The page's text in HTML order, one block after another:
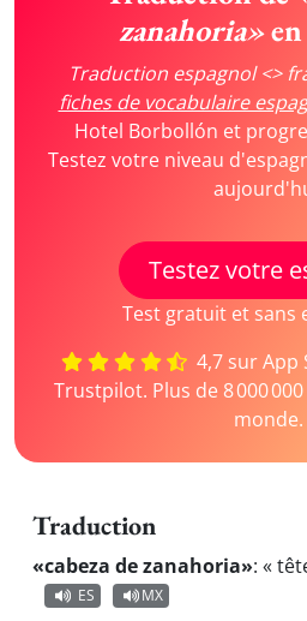
zanahoria»en
Traduction espagnol <>
fiches de vocabulaire
Hotel Borbollón et
Testez votre niveau
Testez votre
Test gratuit et sans
4,7 sur App
Trustpilot. Plus de 8 000
monde.
Traduction
«cabeza de zanahoria»: «
ES MX